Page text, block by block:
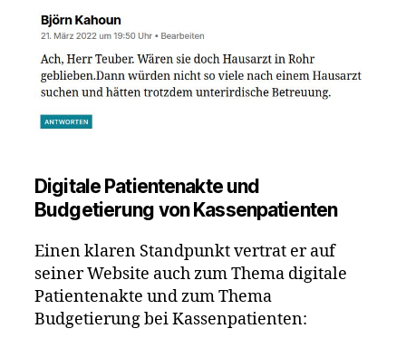
Digitale Patientenakte und
Budgetierung von Kassenpatienten
Einen klaren Standpunkt vertrat er auf
seiner Website auch zum Thema digitale
Patientenakte und zum Thema
Budgetierung bei Kassenpatienten: